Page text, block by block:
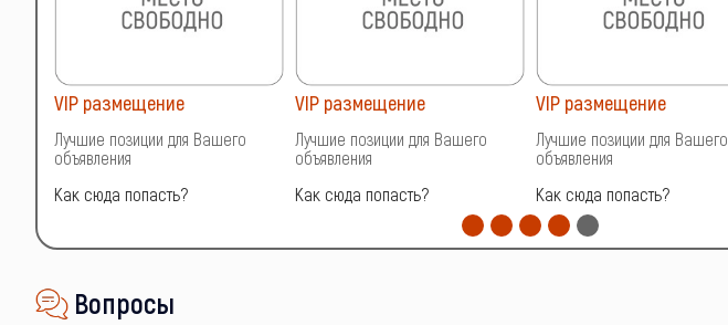
VIP размещение
Лучшие позиции для Вашего
объявления
Как сюда попасть?
VIP размещение
Лучшие позиции для Вашего
объявления
Как сюда попасть?
VIP размещение
Лучшие позиции для Вашего
объявления
Как сюда попасть?
Вопросы